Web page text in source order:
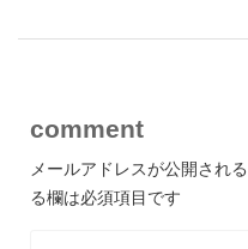
comment
メールアドレスが公開され
る欄は必須項目です